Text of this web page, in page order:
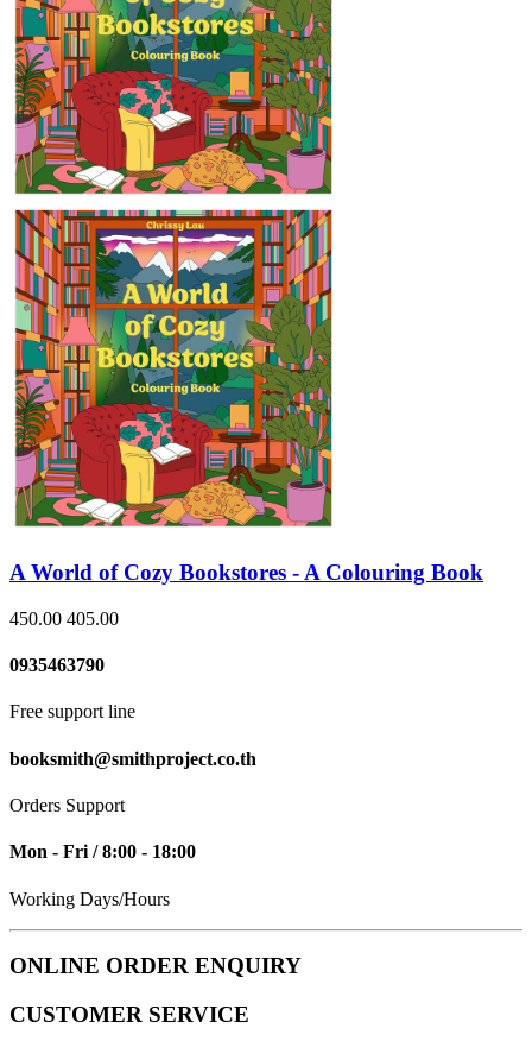
A World of Cozy Bookstores - A Colouring Book
450.00 405.00
0935463790
Free support line
booksmith@smithproject.co.th
Orders Support
Mon - Fri / 8:00 - 18:00
Working Days/Hours
ONLINE ORDER ENQUIRY
CUSTOMER SERVICE